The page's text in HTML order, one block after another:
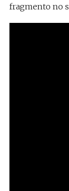
fragmento no